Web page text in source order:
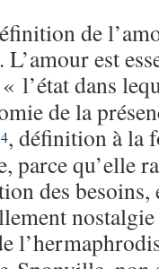
de
est
l’état dans
de la
, définition à la
parce qu’elle
des besoins,